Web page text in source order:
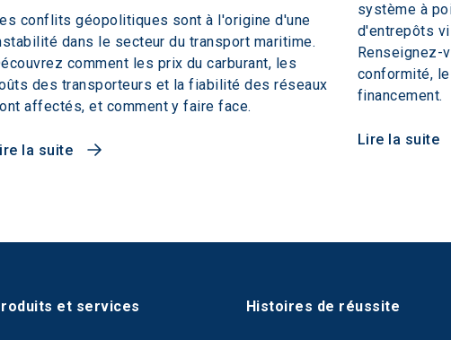
conflits géopolitiques sont à l'origine d'une
dans le secteur du transport maritime.
comment les prix du carburant, les
des transporteurs et la fiabilité des réseaux
affectés, et comment y faire face.
la suite
système à
d'entrepôts
Renseignez-
conformité,
financement.
Lire la suite
et services Histoires de réussite